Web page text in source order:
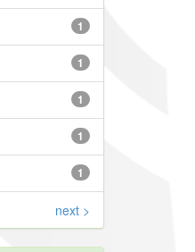
1
1
1
1
1
next >